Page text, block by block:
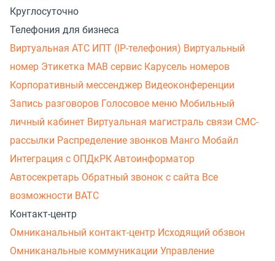
Круглосуточно
Телефония для бизнеса
Виртуальная АТС ИПТ (IP-телефония) Виртуальный
номер Этикетка МАВ сервис Карусель номеров
Корпоративный мессенджер Видеоконференции
Запись разговоров Голосовое меню Мобильный
личный кабинет Виртуальная магистраль связи СМС-
рассылки Распределение звонков Манго Мобайл
Интеграция с ОПДкРК Автоинформатор
Автосекретарь Обратный звонок с сайта Все
возможности ВАТС
Контакт-центр
Омниканальный контакт-центр Исходящий обзвон
Омниканальные коммуникации Управление